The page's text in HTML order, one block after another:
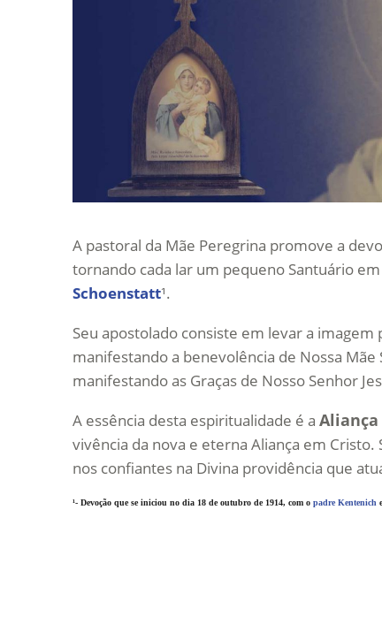
A pastoral da Mãe Peregrina promove a
tornando cada lar um pequeno Santuário
Schoenstatt¹.
Seu apostolado consiste em levar a
manifestando a benevolência de Nossa
manifestando as Graças de Nosso Senhor
A essência desta espiritualidade é a
vivência da nova e eterna Aliança em
nos confiantes na Divina providência que
¹- Devoção que se iniciou no dia 18 de outubro de 1914, com o padre Kentenich